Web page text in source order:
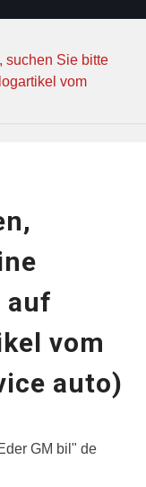
suchen Sie bitte
vom
auf
vom
auto)